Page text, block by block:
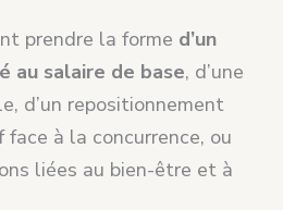
prendre la forme d’un
au salaire de base, d’une
d’un repositionnement
à la concurrence, ou
liées au bien-être et à